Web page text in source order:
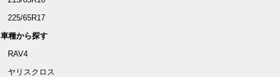
225/65R17
車種から探す
RAV4
ヤリスクロス